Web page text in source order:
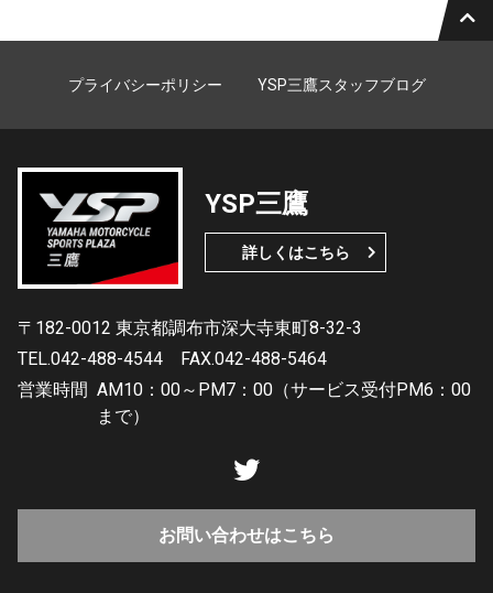
プライバシーポリシー YSP三鷹スタッフブログ
YSP三鷹
詳しくはこちら
〒182-0012 東京都調布市深大寺東町8-32-3
TEL.042-488-4544
FAX.042-488-5464
営業時間 AM10：00～PM7：00（サービス受付PM6：00
まで）
お問い合わせはこちら